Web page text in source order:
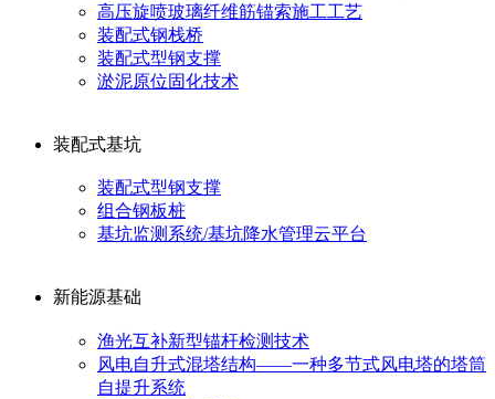
高压旋喷玻璃纤维筋锚索施工工艺
装配式钢栈桥
装配式型钢支撑
淤泥原位固化技术
装配式基坑
装配式型钢支撑
组合钢板桩
基坑监测系统/基坑降水管理云平台
新能源基础
渔光互补新型锚杆检测技术
风电自升式混塔结构——一种多节式风电塔的塔筒
自提升系统